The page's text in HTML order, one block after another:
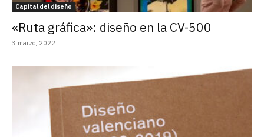
Capital del diseño
«Ruta gráfica»: diseño en la CV-500
3 marzo, 2022